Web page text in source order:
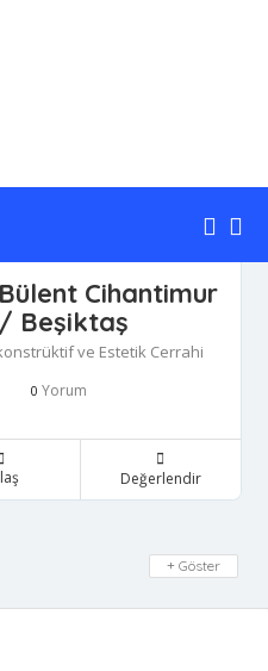
Cihantimur
/ Beşiktaş
ve Estetik Cerrahi
0 Yorum
Değerlendir
Göster